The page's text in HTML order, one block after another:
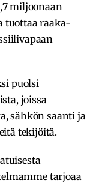
miljoonaan
tuottaa raaka-
puolsi
joissa
sähkön saanti ja
tekijöitä.
tarjoaa